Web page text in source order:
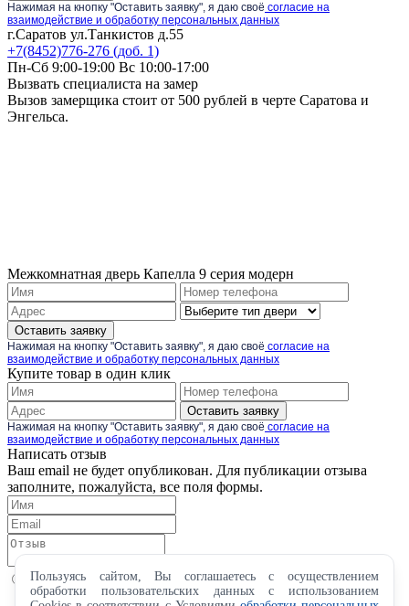
Нажимая на кнопку "Оставить заявку", я даю своё согласие на
взаимодействие и обработку персональных данных
г.Саратов ул.Танкистов д.55
+7(8452)776-276 (доб. 1)
Пн-Сб 9:00-19:00 Вс 10:00-17:00
Вызвать специалиста на замер
Вызов замерщика стоит от 500 рублей в черте Саратова и
Энгельса.
Межкомнатная дверь Капелла 9 серия модерн
Оставить заявку
Нажимая на кнопку "Оставить заявку", я даю своё согласие на
взаимодействие и обработку персональных данных
Купите товар в один клик
Оставить заявку
Нажимая на кнопку "Оставить заявку", я даю своё согласие на
взаимодействие и обработку персональных данных
Написать отзыв
Ваш email не будет опубликован. Для публикации отзыва
заполните, пожалуйста, все поля формы.
Пользуясь сайтом, Вы соглашаетесь с осуществлением
обработки пользовательских данных с использованием